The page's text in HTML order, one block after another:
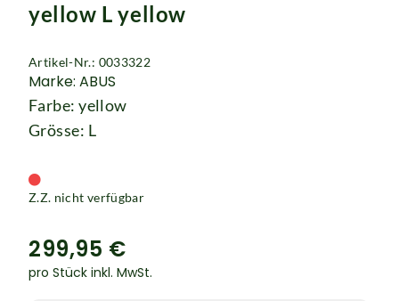
yellow L yellow
Artikel-Nr.: 0033322
Marke: ABUS
Farbe: yellow
Grösse: L
Z.Z. nicht verfügbar
299,95 €
pro Stück inkl. MwSt.